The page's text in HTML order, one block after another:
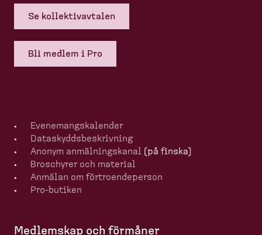
Se kollek­tivavtalen
Bli medlem i Pro
Evenemangska­lender
Dataskydds­be­skrivning
Anonym anmälningskanal
(på finska)
Broschyrer och material
Anmälan om förtro­en­de­person
Pro-​butiken
Medlemskap och förmåner